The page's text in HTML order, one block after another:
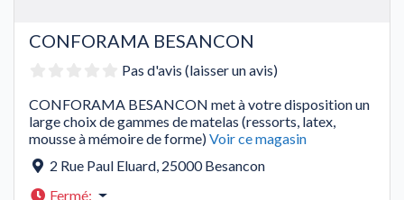
CONFORAMA BESANCON
Pas d'avis (laisser un avis)
CONFORAMA BESANCON met à votre disposition un
large choix de gammes de matelas (ressorts, latex,
mousse à mémoire de forme)Voir ce magasin
2 Rue Paul Eluard, 25000 Besancon
Fermé: